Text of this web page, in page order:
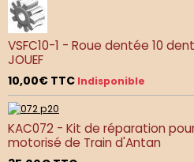
VSFC10-1 - Roue dentée 10
JOUEF
10,00€ TTC Indisponible
KAC072 - Kit de réparation
motorisé de Train d'Antan